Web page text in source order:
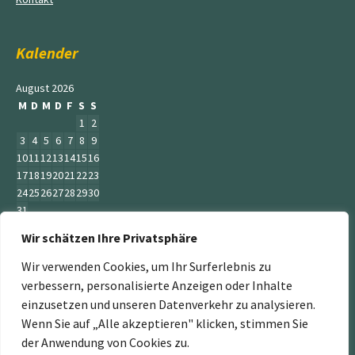
Wir schätzen Ihre Privatsphäre
Wir verwenden Cookies, um Ihr Surferlebnis zu
verbessern, personalisierte Anzeigen oder Inhalte
einzusetzen und unseren Datenverkehr zu analysieren.
Wenn Sie auf „Alle akzeptieren" klicken, stimmen Sie
der Anwendung von Cookies zu.
Kalender
August 2026
M D M D F S S
1 2
3 4 5 6 7 8 9
10111213141516
17181920212223
24252627282930
31
« Juni
„Der Service Gärtner“ ist ein Teil der Jumbogras &
Energiepflanzen GmbH. Weitere Mitglieder sind: